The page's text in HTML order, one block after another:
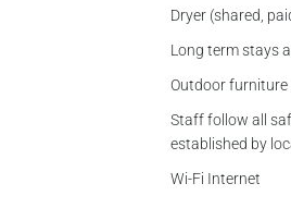
Dryer (shared,
Long term stays
Outdoor furniture
Staff follow all
established by
Wi-Fi Internet